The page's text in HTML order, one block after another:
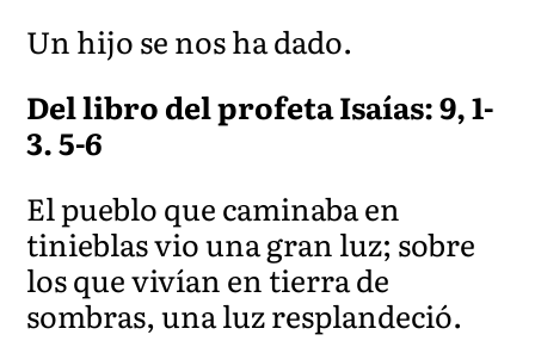
Un hijo se nos ha dado.
Del libro del profeta Isaías: 9, 1-
3. 5-6
El pueblo que caminaba en
tinieblas vio una gran luz; sobre
los que vivían en tierra de
sombras, una luz resplandeció.